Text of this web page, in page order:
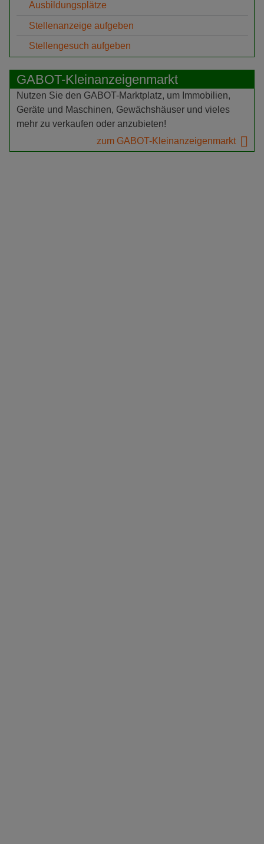
Ausbildungsplätze
Stellenanzeige aufgeben
Stellengesuch aufgeben
GABOT-Kleinanzeigenmarkt
Nutzen Sie den GABOT-Marktplatz, um Immobilien,
Geräte und Maschinen, Gewächshäuser und vieles
mehr zu verkaufen oder anzubieten!
zum GABOT-Kleinanzeigenmarkt